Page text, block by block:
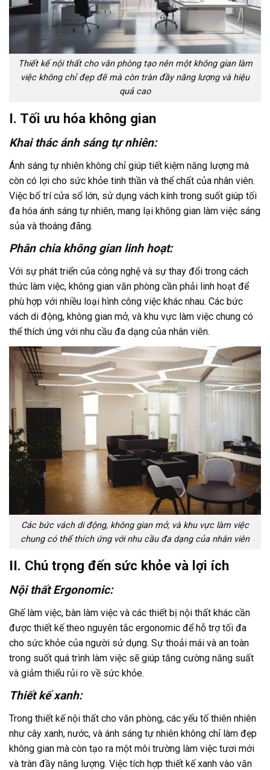
Thiết kế nội thất cho văn phòng tạo nên một không gian làm
việc không chỉ đẹp đẽ mà còn tràn đầy năng lượng và hiệu
quả cao
I. Tối ưu hóa không gian
Khai thác ánh sáng tự nhiên:
Ánh sáng tự nhiên không chỉ giúp tiết kiệm năng lượng mà
còn có lợi cho sức khỏe tinh thần và thể chất của nhân viên.
Việc bố trí cửa sổ lớn, sử dụng vách kính trong suốt giúp tối
đa hóa ánh sáng tự nhiên, mang lại không gian làm việc sáng
sủa và thoáng đãng.
Phân chia không gian linh hoạt:
Với sự phát triển của công nghệ và sự thay đổi trong cách
thức làm việc, không gian văn phòng cần phải linh hoạt để
phù hợp với nhiều loại hình công việc khác nhau. Các bức
vách di động, không gian mở, và khu vực làm việc chung có
thể thích ứng với nhu cầu đa dạng của nhân viên.
Các bức vách di động, không gian mở, và khu vực làm việc
chung có thể thích ứng với nhu cầu đa dạng của nhân viên
II. Chú trọng đến sức khỏe và lợi ích
Nội thất Ergonomic:
Ghế làm việc, bàn làm việc và các thiết bị nội thất khác cần
được thiết kế theo nguyên tắc ergonomic để hỗ trợ tối đa
cho sức khỏe của người sử dụng. Sự thoải mái và an toàn
trong suốt quá trình làm việc sẽ giúp tăng cường năng suất
và giảm thiểu rủi ro về sức khỏe.
Thiết kế xanh:
Trong thiết kế nội thất cho văn phòng, các yếu tố thiên nhiên
như cây xanh, nước, và ánh sáng tự nhiên không chỉ làm đẹp
không gian mà còn tạo ra một môi trường làm việc tươi mới
và tràn đầy năng lượng. Việc tích hợp thiết kế xanh vào văn